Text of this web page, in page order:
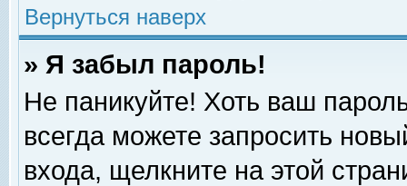
Вернуться наверх
» Я забыл пароль!
Не паникуйте! Хоть ваш
всегда можете запросить
входа, щелкните на этой